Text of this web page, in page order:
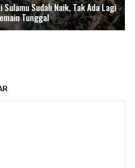
Sudah Naik, Tak Ada Lagi
Tunggal